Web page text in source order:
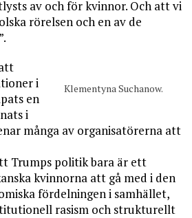
av och för kvinnor. Och att vi
rörelsen och en av de
Klementyna Suchanow.
i
en
i
många av organisatörerna att
Trumps politik bara är ett
kvinnorna att gå med i den
fördelningen i samhället,
rasism och strukturellt